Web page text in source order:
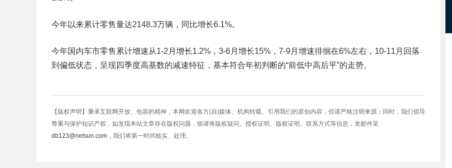
今年以来累计零售量达2148.3万辆，同比增长6.1%。
今年国内车市零售累计增速从1-2月增长1.2%，3-6月增长15%，7-9月增速徘徊在6%左右，10-11月回落
到偏低状态，呈现四季度高基数的减速特征，基本符合年初判断的“前低中高后平”的走势。
【版权声明】秉承互联网开放、包容的精神，本网欢迎各方(自)媒体、机构转载、引用我们的原创内容，但请严格注明来源；同时，我们倡导
尊重与保护知识产权，如发现本站文章存在版权问题，烦请将版权疑问、授权证明、版权证明、联系方式等信息，发邮件至
db123@netsun.com ，我们将第一时间核实、处理。